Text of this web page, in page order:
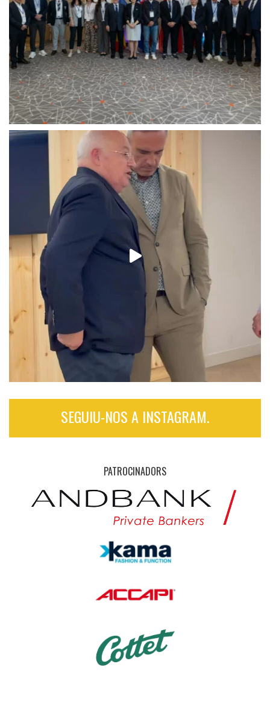
SEGUIU-NOS A INSTAGRAM.
PATROCINADORS